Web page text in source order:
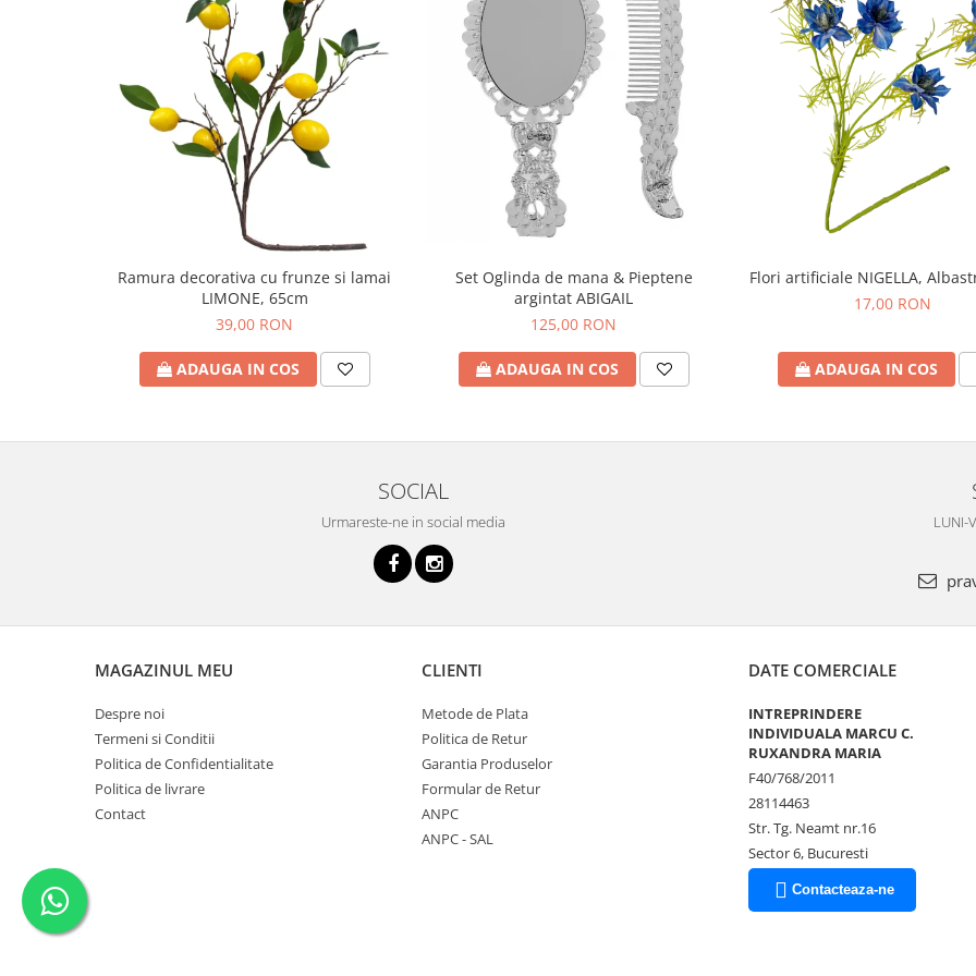
Ramura decorativa cu frunze si lamai
LIMONE, 65cm
39,00 RON
ADAUGA IN COS
Set Oglinda de mana & Pieptene
argintat ABIGAIL
125,00 RON
ADAUGA IN COS
Flori artificiale NIGELLA,
17,00 RON
ADAUGA IN COS
SOCIAL
Urmareste-ne in social media LUNI-
MAGAZINUL MEU
Despre noi
Termeni si Conditii
Politica de Confidentialitate
Politica de livrare
Contact
CLIENTI
Metode de Plata
Politica de Retur
Garantia Produselor
Formular de Retur
ANPC
ANPC - SAL
DATE COMERCIALE
INTREPRINDERE
INDIVIDUALA MARCU C.
RUXANDRA MARIA
F40/768/2011
28114463
Str. Tg. Neamt nr.16
Sector 6, Bucuresti
Contacteaza-ne